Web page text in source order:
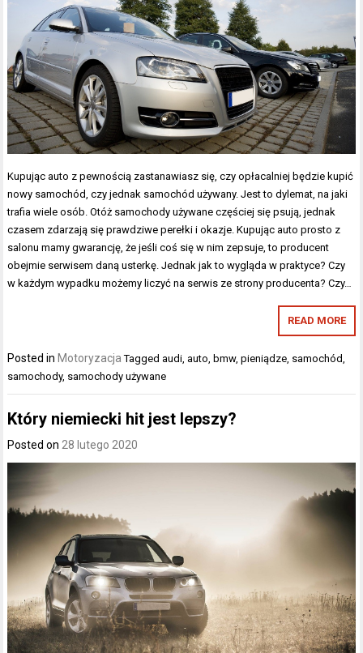
Kupując auto z pewnością zastanawiasz się, czy opłacalniej będzie kupić
nowy samochód, czy jednak samochód używany. Jest to dylemat, na jaki
trafia wiele osób. Otóż samochody używane częściej się psują, jednak
czasem zdarzają się prawdziwe perełki i okazje. Kupując auto prosto z
salonu mamy gwarancję, że jeśli coś się w nim zepsuje, to producent
obejmie serwisem daną usterkę. Jednak jak to wygląda w praktyce? Czy
w każdym wypadku możemy liczyć na serwis ze strony producenta? Czy…
READ MORE
Posted in Motoryzacja Taggedaudi ,auto bmw,pieniądze samochód
samochody, samochody używane
Który niemiecki hit jest lepszy?
Posted on28 lutego 2020